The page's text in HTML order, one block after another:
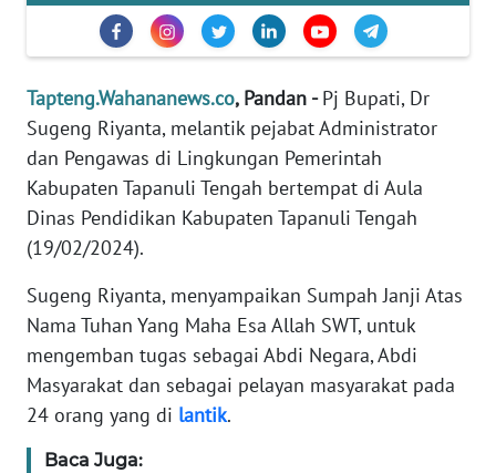
Tapteng.Wahananews.co, Pandan -Pj Bupati, Dr
Sugeng Riyanta, melantik pejabat Administrator
dan Pengawas di Lingkungan Pemerintah
Kabupaten Tapanuli Tengah bertempat di Aula
Dinas Pendidikan Kabupaten Tapanuli Tengah
(19/02/2024).
Sugeng Riyanta, menyampaikan Sumpah Janji Atas
Nama Tuhan Yang Maha Esa Allah SWT, untuk
mengemban tugas sebagai Abdi Negara, Abdi
Masyarakat dan sebagai pelayan masyarakat pada
24 orang yang di lantik.
Baca Juga:
KAMI
PEDOMAN
MEDIA
SIBER
REDAKSI
KARIR
DISCLAIMER
Wahana
News
Regional